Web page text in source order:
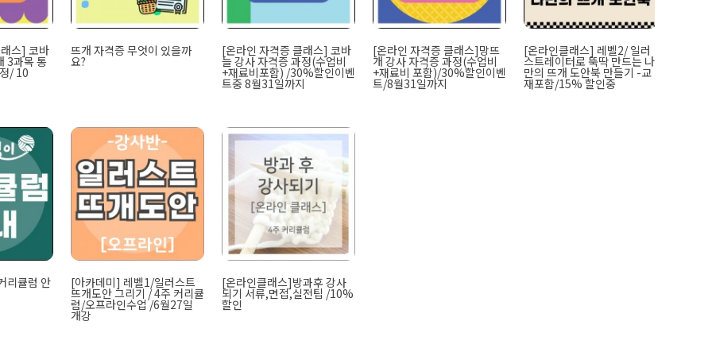
스] 코바
3과목 통
/ 10
뜨개 자격증 무엇이 있을까
요?
[온라인 자격증 클래스] 코바
늘 강사 자격증 과정(수업비
+재료비포함) /30%할인이벤
트중 8월31일까지
[온라인 자격증 클래스]망뜨
개 강사 자격증 과정(수업비
+재료비 포함)/30%할인이벤
트/8월31일까지
[온라인클래스] 레벨2/ 일러
스트레이터로 뚝딱 만드는 나
만의 뜨개 도안북 만들기 -교
재포함/15% 할인중
리큘럼 안 [아카데미] 레벨1/일러스트
뜨개도안 그리기 / 4주 커리큘
럼/오프라인수업 /6월27일
개강
[온라인클래스]방과후 강사
되기 서류,면접,실전팁 /10%
할인